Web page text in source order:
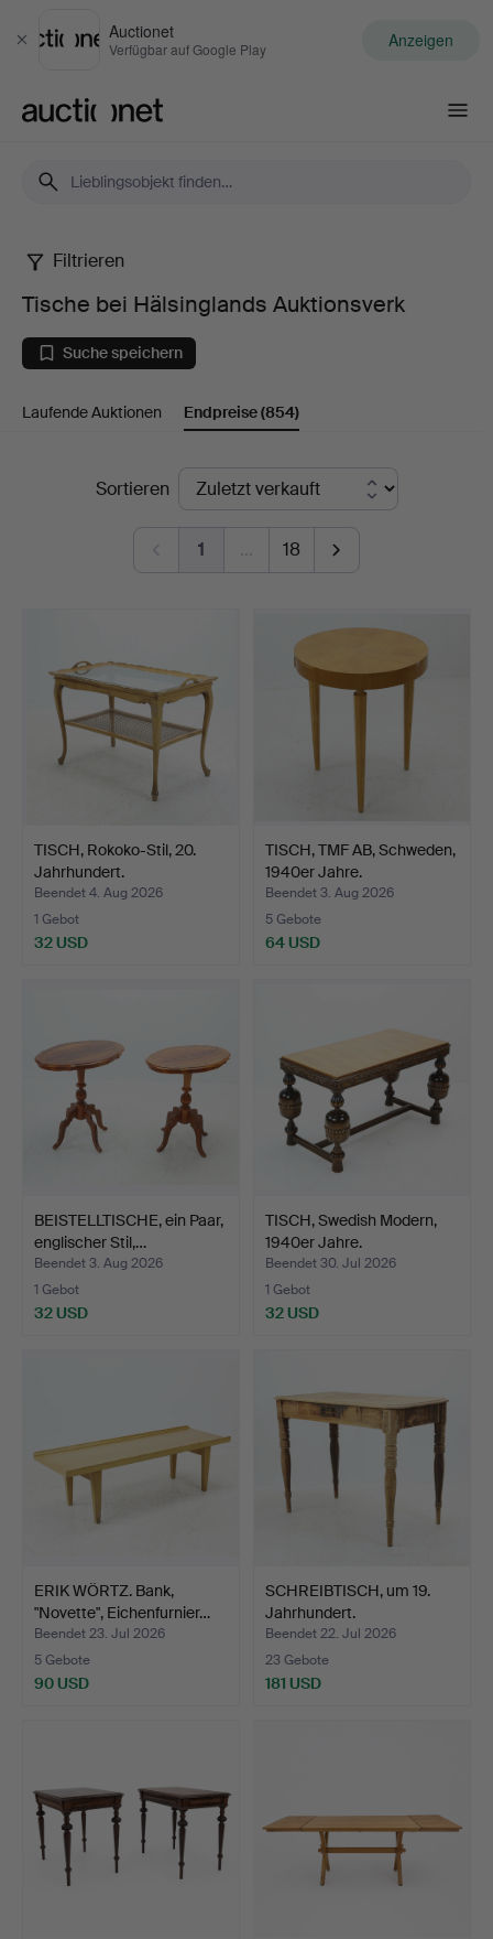
Schließen
Auctionet
Verfügbar auf Google Play Anzeigen
Tische
bei
Hälsinglands
Auktionsverk
Filtrieren
Tische bei Hälsinglands Auktionsverk
Suche speichern
Laufende Auktionen Endpreise(854)
EndpreiseSortieren
1 … 18
TISCH, Rokoko-Stil, 20.
Jahrhundert.
Beendet 4. Aug 2026
1 Gebot
32 USD
TISCH, TMF AB, Schweden,
1940er Jahre.
Beendet 3. Aug 2026
5 Gebote
64 USD
BEISTELLTISCHE, ein Paar,
englischer Stil,…
Beendet 3. Aug 2026
1 Gebot
32 USD
TISCH, Swedish Modern,
1940er Jahre.
Beendet 30. Jul 2026
1 Gebot
32 USD
ERIK WÖRTZ. Bank,
"Novette", Eichenfurnier…
Beendet 23. Jul 2026
5 Gebote
90 USD
SCHREIBTISCH, um 19.
Jahrhundert.
Beendet 22. Jul 2026
23 Gebote
181 USD